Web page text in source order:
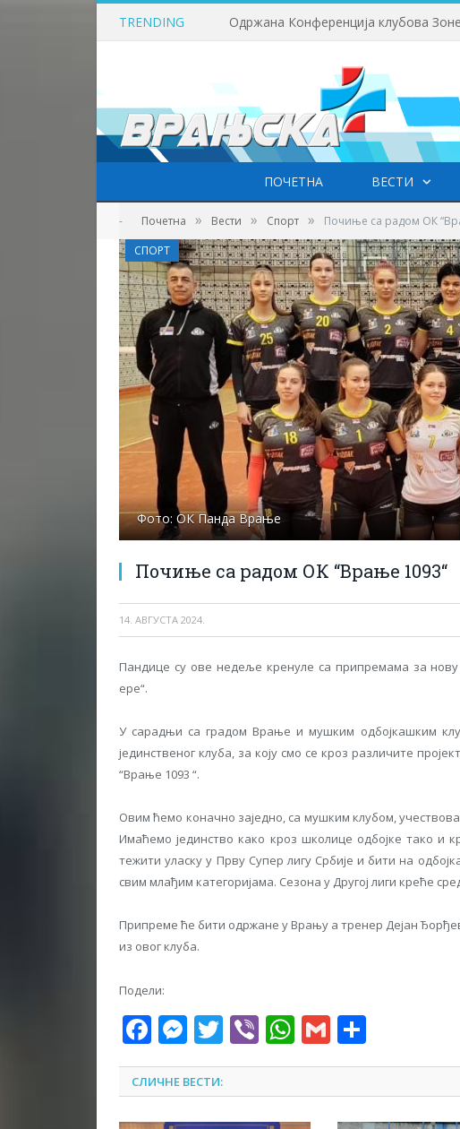
TRENDING
ПОЧЕТНА ВЕСТИ
- Почетна » Вести » Спорт » Почиње са радом ОК
Фото: ОК Панда Врање
Почиње са радом ОК “Врање 1093“
14. АВГУСТА 2024.
СПОРТ
Пандице су ове недеље кренуле са припремама за
ере“.
У сарадњи са градом Врање и мушким одбојкашким
јединственог клуба, за коју смо се кроз различите
“Врање 1093 “.
Овим ћемо коначно заједно, са мушким клубом,
Имаћемо јединство како кроз школице одбојке тако и
тежити уласку у Прву Супер лигу Србије и бити на
свим млађим категоријама. Сезона у Другој лиги креће
Припреме ће бити одржане у Врању а тренер Дејан
из овог клуба.
Подели:
Facebook
Messenger
Twitter
ViberWhatsApp
Gmail
СЛИЧНЕ ВЕСТИ: